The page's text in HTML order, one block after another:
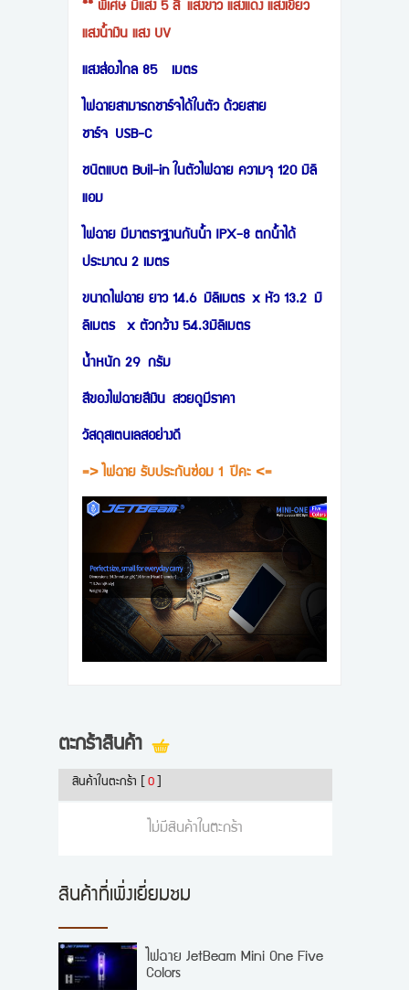
** พิเศษ มีแสง 5 สี แสงขาว แสงแดง แสงเขียว
แสงน้ำเงิน แสง UV
แสงส่องไกล 85 เมตร
ไฟฉายสามารถชาร์จได้ในตัว ด้วยสาย
ชาร์จ USB-C
ชนิตแบต Buil-in ในตัวไฟฉาย ความจุ 120 มิลิ
แอม
ไฟฉาย มีมาตราฐานกันน้ำ IPX-8 ตกน้ำได้
ประมาณ 2 เมตร
ขนาดไฟฉาย ยาว 14.6 มิลิเมตร x หัว 13.2 มิ
ลิเมตร x ตัวกว้าง 54.3มิลิเมตร
นำ้หนัก 29 กรัม
สีของไฟฉายสีเงิน สวยดูมีราคา
วัสดุสเตนเลสอย่างดี
=> ไฟฉาย รับประกันซ่อม 1 ปีคะ <=
ตะกร้าสินค้า
สินค้าในตะกร้า 0
ไม่มีสินค้าในตะกร้า
สินค้าที่เพิ่งเยี่ยมชม
ไฟฉาย JetBeam Mini One Five
Colors